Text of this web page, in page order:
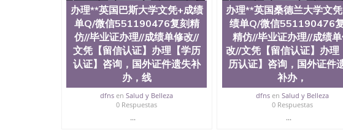
制、历史、电气工程、生物工程、建筑设计、工商管理、材料科
学、化学、英语、社会科学、心理学、戏剧、市场营销、机械工
科、金融专业 1、客户提供相关材料，确定客户办理信息，给出
料； 3、留服注册申请账号，付定金； 4、预约递交时间，公司
5、等待结果，完成结果书留服直接邮寄给客户 6、客户确认收
毕业证成绩单所使用的材料，尺寸大小，防伪结构（包括：水印
烫金烫银复合重叠。 文字图案浮雕，激光镭射，紫外荧光，温感
得到了广大海外客户群体的认可，同时和海外学校留学中介，
（毕业证，成绩单，资格证，学生卡，结业证，录取通知书，在
够在时间掌握的海外学历文凭的样版，尺寸大小，纸张材质，防
以求达到客户的需求。 我们的优势： 我们在保证合理定价的同
办理**英国巴斯大学文凭+成绩
单Q/微信551190476复刻精
仿//毕业证办理//成绩单修改//
文凭【留信认证】办理【学历
认证】咨询，国外证件遗失补
办，线
dfns enSalud y Belleza
0 Respuestas
...
办理**英国桑德兰大学文
绩单Q/微信551190476
精仿//毕业证办理//成绩
改//文凭【留信认证】办理
历认证】咨询，国外证件
补办，
dfnsen Salud y Belleza
0 Respuestas
...